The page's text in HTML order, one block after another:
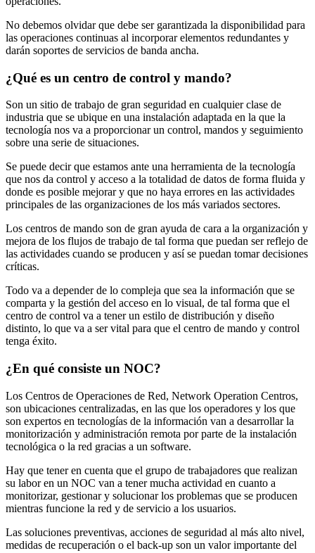
No debemos olvidar que debe ser garantizada la disponibilidad para
las operaciones continuas al incorporar elementos redundantes y
darán soportes de servicios de banda ancha.
¿Qué es un centro de control y mando?
Son un sitio de trabajo de gran seguridad en cualquier clase de
industria que se ubique en una instalación adaptada en la que la
tecnología nos va a proporcionar un control, mandos y seguimiento
sobre una serie de situaciones.
Se puede decir que estamos ante una herramienta de la tecnología
que nos da control y acceso a la totalidad de datos de forma fluida y
donde es posible mejorar y que no haya errores en las actividades
principales de las organizaciones de los más variados sectores.
Los centros de mando son de gran ayuda de cara a la organización y
mejora de los flujos de trabajo de tal forma que puedan ser reflejo de
las actividades cuando se producen y así se puedan tomar decisiones
críticas.
Todo va a depender de lo compleja que sea la información que se
comparta y la gestión del acceso en lo visual, de tal forma que el
centro de control va a tener un estilo de distribución y diseño
distinto, lo que va a ser vital para que el centro de mando y control
tenga éxito.
¿En qué consiste un NOC?
Los Centros de Operaciones de Red, Network Operation Centros,
son ubicaciones centralizadas, en las que los operadores y los que
son expertos en tecnologías de la información van a desarrollar la
monitorización y administración remota por parte de la instalación
tecnológica o la red gracias a un software.
Hay que tener en cuenta que el grupo de trabajadores que realizan
su labor en un NOC van a tener mucha actividad en cuanto a
monitorizar, gestionar y solucionar los problemas que se producen
mientras funcione la red y de servicio a los usuarios.
Las soluciones preventivas, acciones de seguridad al más alto nivel,
medidas de recuperación o el back-up son un valor importante del